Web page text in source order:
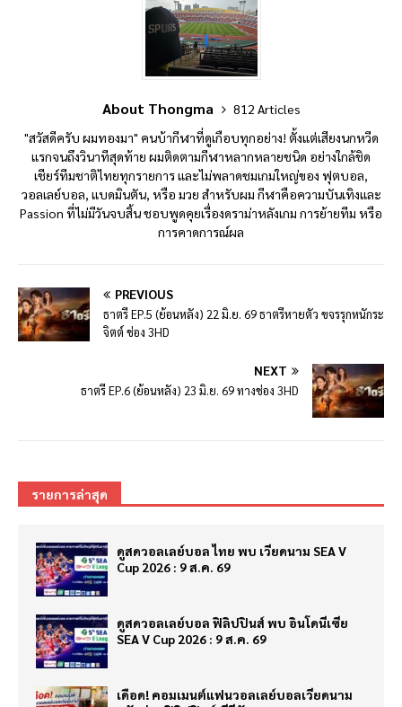
About Thongma
812 Articles
"สวัสดีครับ ผมทองมา" คนบ้ากีฬาที่ดูเกือบทุกอย่าง! ตั้งแต่เสียงนกหวีด
แรกจนถึงวินาทีสุดท้าย ผมติดตามกีฬาหลากหลายชนิด อย่างใกล้ชิด
เชียร์ทีมชาติไทยทุกรายการ และไม่พลาดชมเกมใหญ่ของ ฟุตบอล,
วอลเลย์บอล, แบดมินตัน, หรือ มวย สำหรับผม กีฬาคือความบันเทิงและ
Passion ที่ไม่มีวันจบสิ้น ชอบพูดคุยเรื่องดราม่าหลังเกม การย้ายทีม หรือ
การคาดการณ์ผล
PREVIOUS
ธาตรี EP.5 (ย้อนหลัง) 22 มิ.ย. 69 ธาตรีหายตัว ขจรรุกหนักระ
จิตต์ ช่อง 3HD
NEXT
ธาตรี EP.6 (ย้อนหลัง) 23 มิ.ย. 69 ทางช่อง 3HD
รายการล่าสุด
ดูสดวอลเลย์บอล ไทย พบ เวียดนาม SEA V
Cup 2026 : 9 ส.ค. 69
ดูสดวอลเลย์บอล ฟิลิปปินส์ พบ อินโดนีเซีย
SEA V Cup 2026 : 9 ส.ค. 69
เดือด! คอมเมนต์แฟนวอลเลย์บอลเวียดนาม